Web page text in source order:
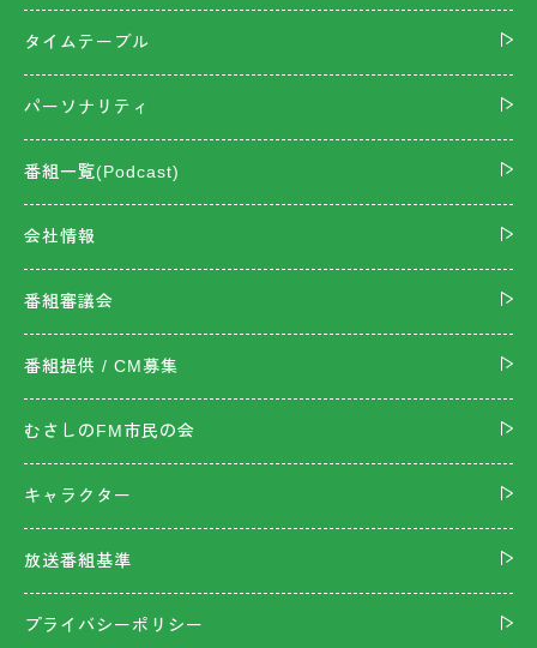
タイムテーブル
パーソナリティ
番組一覧(Podcast)
会社情報
番組審議会
番組提供 / CM募集
むさしのFM市民の会
キャラクター
放送番組基準
プライバシーポリシー